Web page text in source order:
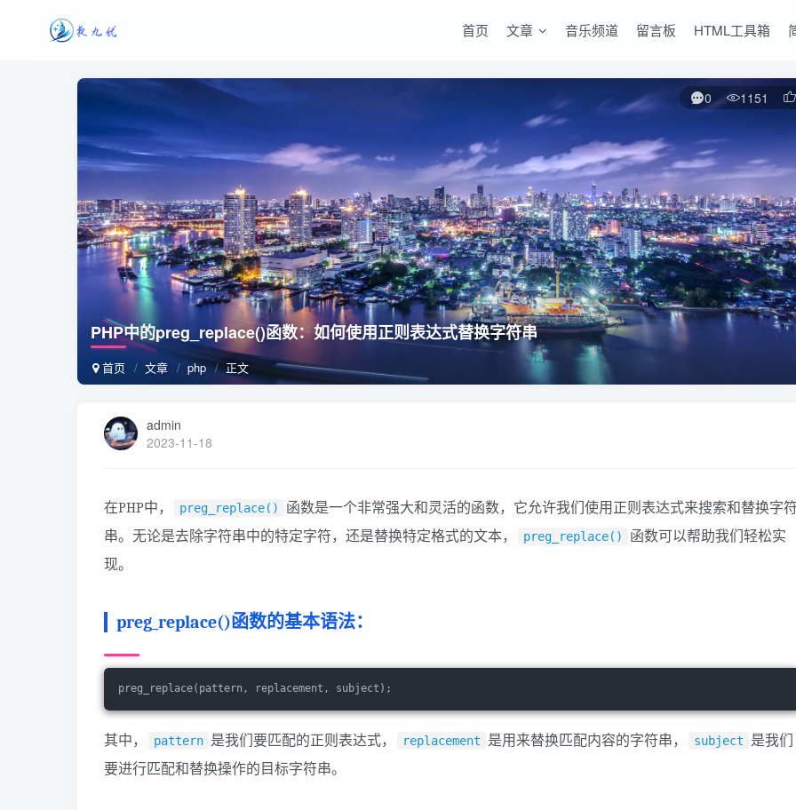
首页 文章 音乐频道 留言板 HTML工具箱
PHP中的preg_replace()函数：如何使用正则表达式替换字符串
首页 文章 php 正文
0 1151
admin
2023-11-18
在PHP中， preg_replace()
函数是一个非常强大和灵活的函数，它允许我们使用正则表达式来搜索和替换字
串。无论是去除字符串中的特定字符，还是替换特定格式的文本，
preg_replace()
函数可以帮助我们轻松实
现。
preg_replace()函数的基本语法：
preg_replace(pattern, replacement, subject);
其中， pattern 是我们要匹配的正则表达式， replacement 是用来替换匹配内容的字符串， subject
是我们
要进行匹配和替换操作的目标字符串。